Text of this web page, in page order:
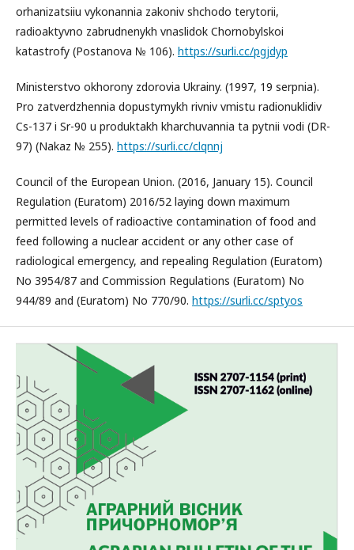
orhanizatsiiu vykonannia zakoniv shchodo terytorii,
radioaktyvno zabrudnenykh vnaslidok Chornobylskoi
katastrofy (Postanova № 106). https://surli.cc/pgjdyp
Ministerstvo okhorony zdorovia Ukrainy. (1997, 19 serpnia).
Pro zatverdzhennia dopustymykh rivniv vmistu radionuklidiv
Cs-137 i Sr-90 u produktakh kharchuvannia ta pytnii vodi (DR-
97) (Nakaz № 255). https://surli.cc/clqnnj
Council of the European Union. (2016, January 15). Council
Regulation (Euratom) 2016/52 laying down maximum
permitted levels of radioactive contamination of food and
feed following a nuclear accident or any other case of
radiological emergency, and repealing Regulation (Euratom)
No 3954/87 and Commission Regulations (Euratom) No
944/89 and (Euratom) No 770/90. https://surli.cc/sptyos